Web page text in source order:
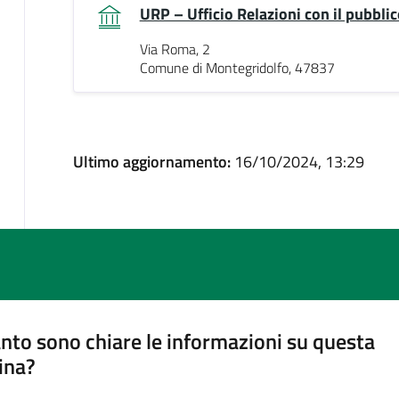
URP – Ufficio Relazioni con il
Via Roma, 2
Comune di Montegridolfo, 47837
Ultimo aggiornamento: 16/10/2024, 13:29
sono chiare le informazioni su questa